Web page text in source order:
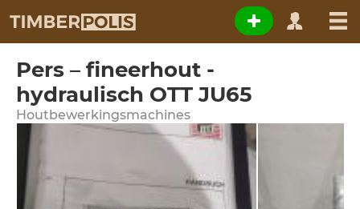
Pers – fineerhout -
hydraulisch OTT JU65
Houtbewerkingsmachines